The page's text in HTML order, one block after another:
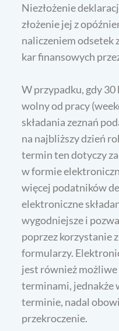
Niezłożenie
złożenie jej z
naliczeniem odsetek
kar finansowych
W przypadku, gdy
wolny od pracy
składania zeznań
na najbliższy dzień
termin ten dotyczy
w formie
więcej podatników
elektroniczne
wygodniejsze i
poprzez korzystanie
formularzy.
jest również
terminami, jednakże
terminie, nadal
przekroczenie.